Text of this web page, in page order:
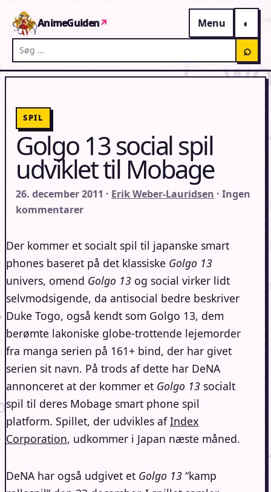
AnimeGuiden↗
Menu
Søg på AnimeGuiden
⌕
SPIL
Golgo 13 social spil
udviklet til Mobage
26. december 2011 · Erik Weber-Lauridsen · Ingen
kommentarer
Der kommer et socialt spil til japanske smart
phones baseret på det klassiske Golgo 13
univers, omend Golgo 13 og social virker lidt
selvmodsigende, da antisocial bedre beskriver
Duke Togo, også kendt som Golgo 13, dem
berømte lakoniske globe-trottende lejemorder
fra manga serien på 161+ bind, der har givet
serien sit navn. På trods af dette har DeNA
annonceret at der kommer et Golgo 13 socialt
spil til deres Mobage smart phone spil
platform. Spillet, der udvikles afIndex
Corporation, udkommer i Japan næste måned.
DeNA har også udgivet et Golgo 13 “kamp